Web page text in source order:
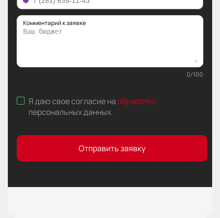
Комментарий к заявке
0/100
Я даю свое согласие наобработку
персональных данных.
Отправить заявку